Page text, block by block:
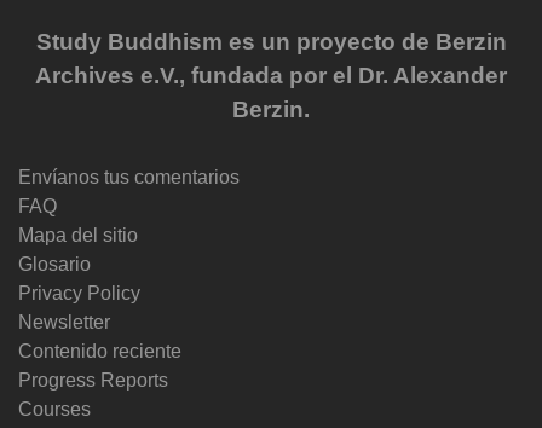
Study Buddhism es un proyecto de Berzin
Archives e.V., fundada por el Dr. Alexander
Berzin.
Envíanos tus comentarios
FAQ
Mapa del sitio
Glosario
Privacy Policy
Newsletter
Contenido reciente
Progress Reports
Courses